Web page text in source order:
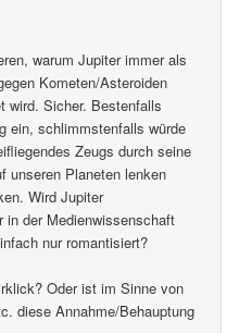
warum Jupiter immer als
Kometen/Asteroiden
wird. Sicher. Bestenfalls
ein, schlimmstenfalls würde
Zeugs durch seine
unseren Planeten lenken
Wird Jupiter
in der Medienwissenschaft
nur romantisiert?
Oder ist im Sinne von
diese Annahme/Behauptung